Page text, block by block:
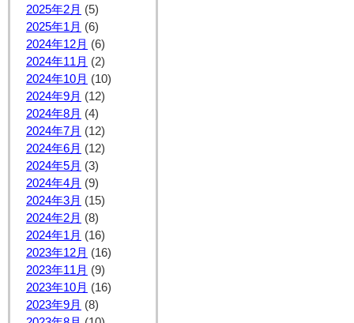
2025年2月 (5)
2025年1月 (6)
2024年12月 (6)
2024年11月 (2)
2024年10月 (10)
2024年9月 (12)
2024年8月 (4)
2024年7月 (12)
2024年6月 (12)
2024年5月 (3)
2024年4月 (9)
2024年3月 (15)
2024年2月 (8)
2024年1月 (16)
2023年12月 (16)
2023年11月 (9)
2023年10月 (16)
2023年9月 (8)